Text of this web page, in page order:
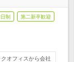
制 第二新卒歓迎
オフィスから会社